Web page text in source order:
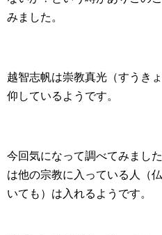
みました。
越智志帆は崇教真光（すうき
仰しているようです。
今回気になって調べてみまし
は他の宗教に入っている人（
いても）は入れるようです。